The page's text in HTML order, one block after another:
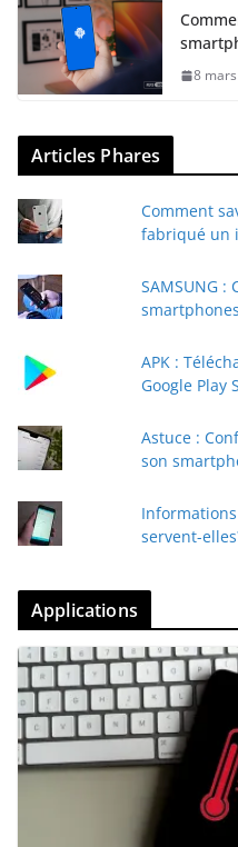
8
Articles Phares
Comment
fabriqué un
SAMSUNG :
APK :
Google Play
Astuce :
son
servent-
Applications